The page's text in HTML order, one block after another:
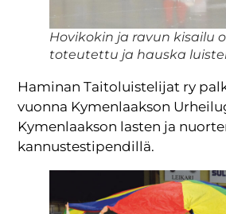
Hovikokin ja ravun kisailu
toteutettu ja hauska
Haminan Taitoluistelijat ry
vuonna Kymenlaakson
Kymenlaakson lasten ja
kannustestipendillä.